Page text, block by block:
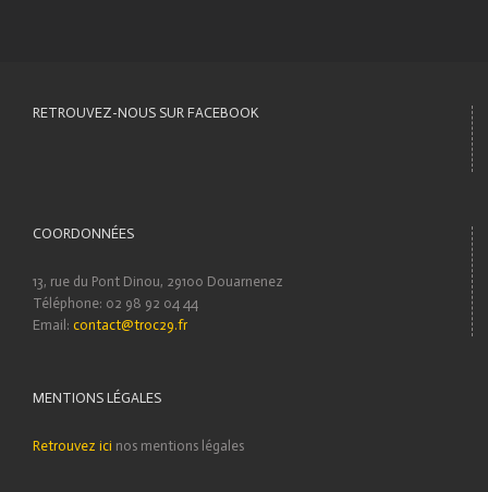
RETROUVEZ-NOUS SUR FACEBOOK
COORDONNÉES
13, rue du Pont Dinou, 29100 Douarnenez
Téléphone: 02 98 92 04 44
Email: contact@troc29.fr
MENTIONS LÉGALES
Retrouvez ici nos mentions légales